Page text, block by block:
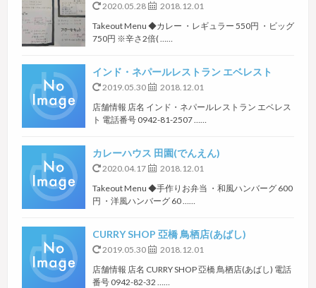
2020.05.28
2018.12.01
Takeout Menu ◆カレー ・レギュラー 550円 ・ビッグ
750円 ※辛さ2倍( ……
インド・ネパールレストラン エベレスト
2019.05.30
2018.12.01
店舗情報 店名 インド・ネパールレストラン エベレス
ト 電話番号 0942-81-2507 ……
カレーハウス 田園(でんえん)
2020.04.17
2018.12.01
Takeout Menu ◆手作りお弁当 ・和風ハンバーグ 600
円 ・洋風ハンバーグ 60 ……
CURRY SHOP 亞橋 鳥栖店(あばし)
2019.05.30
2018.12.01
店舗情報 店名 CURRY SHOP 亞橋 鳥栖店(あばし) 電話
番号 0942-82-32 ……